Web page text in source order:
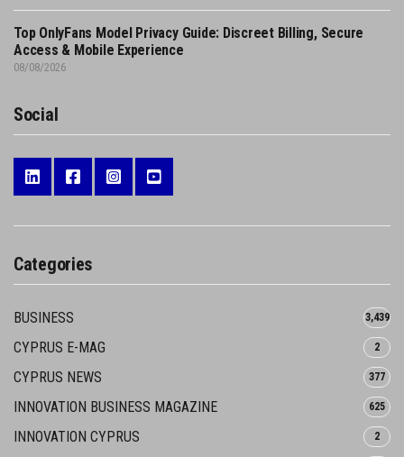
Top OnlyFans Model Privacy Guide: Discreet Billing, Secure
Access & Mobile Experience
08/08/2026
Social
Categories
BUSINESS 3,439
CYPRUS E-MAG 2
CYPRUS NEWS 377
INNOVATION BUSINESS MAGAZINE 625
INNOVATION CYPRUS 2